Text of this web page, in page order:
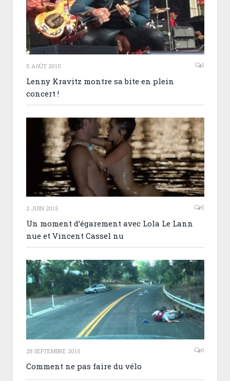
5 AOÛT 2015 1
Lenny Kravitz montre sa bite en plein
concert !
2 JUIN 2015 5
Un moment d’égarement avec Lola Le Lann
nue et Vincent Cassel nu
28 SEPTEMBRE 2015 0
Comment ne pas faire du vélo